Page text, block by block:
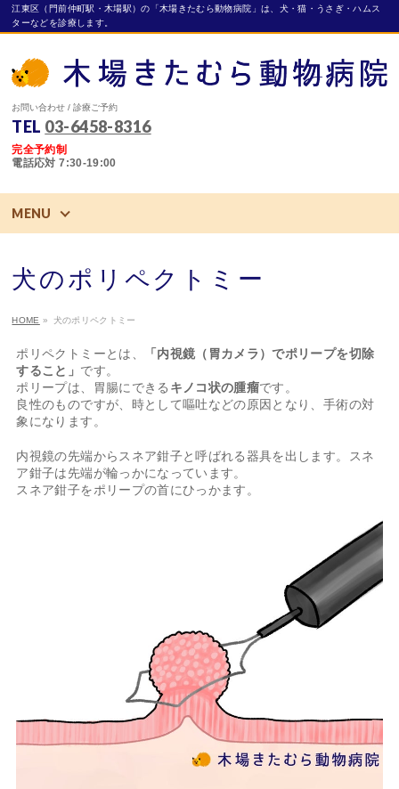
江東区（門前仲町駅・木場駅）の「木場きたむら動物病院」は、犬・猫・うさぎ・ハムス
ターなどを診療します。
お問い合わせ / 診療ご予約
TEL 03-6458-8316
完全予約制
電話応対 7:30-19:00
MENU
犬のポリペクトミー
HOME » 犬のポリペクトミー
ポリペクトミーとは、
「内視鏡（胃カメラ）でポリープを切除
すること」 です。
ポリープは、胃腸にできる キノコ状の腫瘤です。
良性のものですが、時として嘔吐などの原因となり、手術の対
象になります。
内視鏡の先端からスネア鉗子と呼ばれる器具を出します。スネ
ア鉗子は先端が輪っかになっています。
スネア鉗子をポリープの首にひっかます。